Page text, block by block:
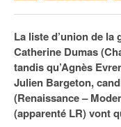
Institutions
Services urbains
Emploi
Attractivité
Innovation
75
77
Carnet
Nominations
Portraits
Les Assises du
Éditions
Le podcast
La liste d’union de la
Catherine Dumas
tandis qu’Agnès
Julien Bargeton,
(Renaissance –
(apparenté LR) vont